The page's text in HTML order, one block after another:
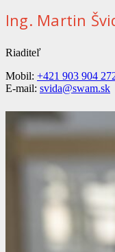
Ing. Martin
Riaditeľ
Mobil: +421 903 904
E-mail: svida@swam.sk